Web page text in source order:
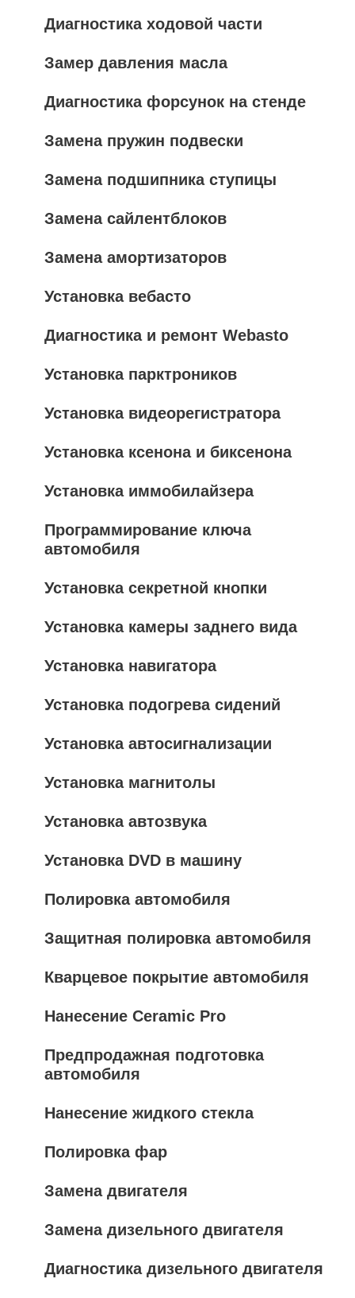
Диагностика ходовой части
Замер давления масла
Диагностика форсунок на стенде
Замена пружин подвески
Замена подшипника ступицы
Замена сайлентблоков
Замена амортизаторов
Установка вебасто
Диагностика и ремонт Webasto
Установка парктроников
Установка видеорегистратора
Установка ксенона и биксенона
Установка иммобилайзера
Программирование ключа
автомобиля
Установка секретной кнопки
Установка камеры заднего вида
Установка навигатора
Установка подогрева сидений
Установка автосигнализации
Установка магнитолы
Установка автозвука
Установка DVD в машину
Полировка автомобиля
Защитная полировка автомобиля
Кварцевое покрытие автомобиля
Нанесение Ceramic Pro
Предпродажная подготовка
автомобиля
Нанесение жидкого стекла
Полировка фар
Замена двигателя
Замена дизельного двигателя
Диагностика дизельного двигателя